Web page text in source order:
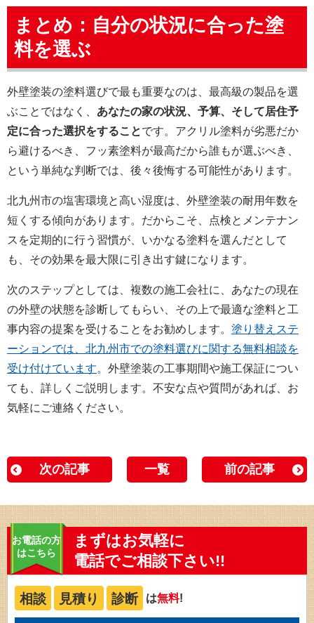
まとめ：自分の状況に合った塗
料を選ぶ
外壁塗装の塗料選びで最も重要なのは、最高級の製品を選
ぶことではなく、 あなたの家の状況、予算、そして居住予
定に合った選択をすることです。アクリル塗料が劣悪だか
ら避けるべき、フッ素塗料が最高だから誰もが選ぶべき、
という単純な判断では、後々後悔する可能性があります。
北九州市の塩害環境と高い湿度は、外壁塗装の耐用年数を
短くする傾向があります。だからこそ、点検とメンテナン
スを定期的に行う習慣が、いかなる塗料を選んだとして
も、その効果を最大限に引き出す鍵になります。
次のステップとしては、複数の施工会社に、あなたの現在
の外壁の状態を診断してもらい、その上で最適な塗料と工
事内容の提案を受けることをお勧めします。 塗り替えステ
ーションでは、北九州市での塗料選びに関する無料相談を
受け付けています。外壁塗装の工事期間や施工保証につい
ても、詳しくご説明します。不安な点や質問があれば、お
気軽にご連絡ください。
次の記事 一覧 前の記事
お電話の方
はこちら
まずはお気軽に
電話でご相談下さい!!
相談 見積り 診断 は無料!